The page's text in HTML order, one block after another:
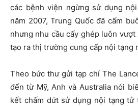
các bệnh viện ngừng sử dụng
năm 2007, Trung Quốc đã cấm
nhưng nhu cầu cấy ghép luôn
tạo ra thị trường cung cấp nội tạng
Theo bức thư gửi tạp chí The
đến từ Mỹ, Anh và Australia nói
kết chấm dứt sử dụng nội tạng